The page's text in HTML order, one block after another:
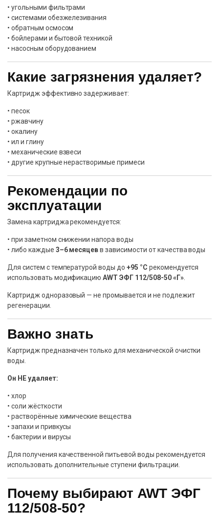
• угольными фильтрами
• системами обезжелезивания
• обратным осмосом
• бойлерами и бытовой техникой
• насосным оборудованием
Какие загрязнения удаляет?
Картридж эффективно задерживает:
• песок
• ржавчину
• окалину
• ил и глину
• механические взвеси
• другие крупные нерастворимые примеси
Рекомендации по
эксплуатации
Замена картриджа рекомендуется:
• при заметном снижении напора воды
• либо каждые 3–6 месяцевв зависимости от качества воды
Для систем с температурой воды до +95 °C рекомендуется
использовать модификациюAWT ЭФГ 112/508-50 «Г».
Картридж одноразовый — не промывается и не подлежит
регенерации.
Важно знать
Картридж предназначен только для механической очистки
воды.
Он НЕ удаляет:
• хлор
• соли жёсткости
• растворённые химические вещества
• запахи и привкусы
• бактерии и вирусы
Для получения качественной питьевой воды рекомендуется
использовать дополнительные ступени фильтрации.
Почему выбирают AWT ЭФГ
112/508-50?